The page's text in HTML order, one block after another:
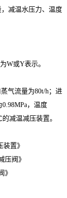
减温水压力、温度
W或Y表示。
气流量为80t/h；进
，温度
减温减压装置。
置》
阀》
》